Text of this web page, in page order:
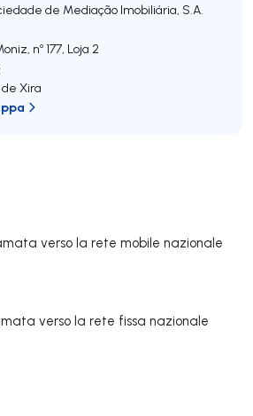
verso la rete mobile nazionale
verso la rete fissa nazionale
de Mediação Imobiliária, S.A.
nº 177, Loja 2
Xira